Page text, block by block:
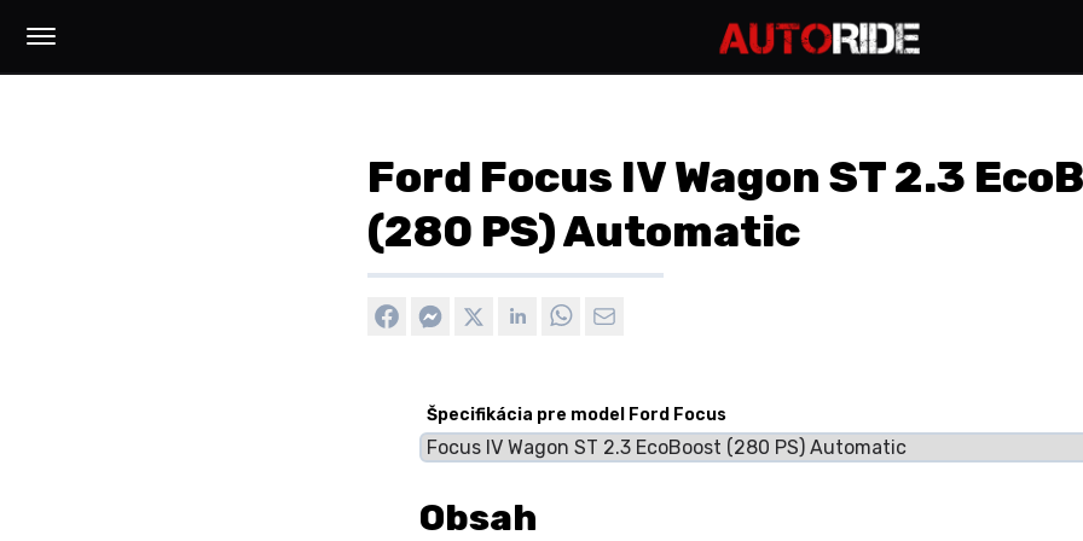
Ford Focus IV Wagon ST 2.3
(280 PS) Automatic
Špecifikácia pre model Ford Focus
Obsah